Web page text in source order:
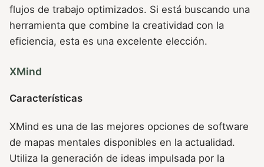
flujos de trabajo optimizados. Si está buscando una
herramienta que combine la creatividad con la
eficiencia, esta es una excelente elección.
XMind
Características
XMind es una de las mejores opciones de software
de mapas mentales disponibles en la actualidad.
Utiliza la generación de ideas impulsada por la